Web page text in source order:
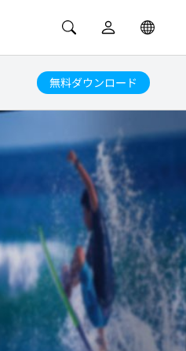
無料ダウンロード